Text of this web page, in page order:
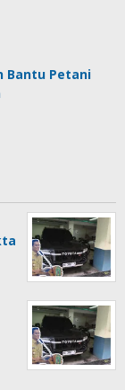
Bantu Petani